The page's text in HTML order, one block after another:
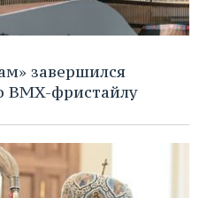
завершился
BMX-фристайлу